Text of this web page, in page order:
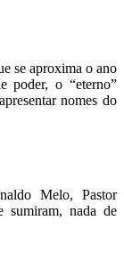
se aproxima o ano
poder, o “eterno”
nomes do
Melo, Pastor
sumiram, nada de